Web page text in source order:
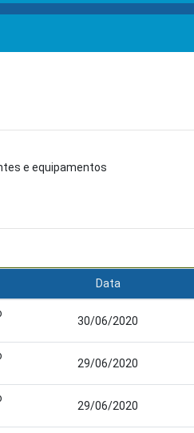
e equipamentos
Data
30/06/2020
29/06/2020
29/06/2020